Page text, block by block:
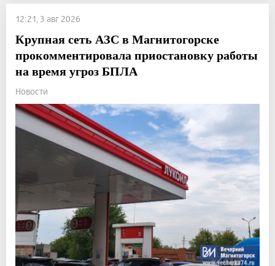
12:21, 3 авг 2026
Крупная сеть АЗС в Магнитогорске
прокомментировала приостановку работы
на время угроз БПЛА
Новости